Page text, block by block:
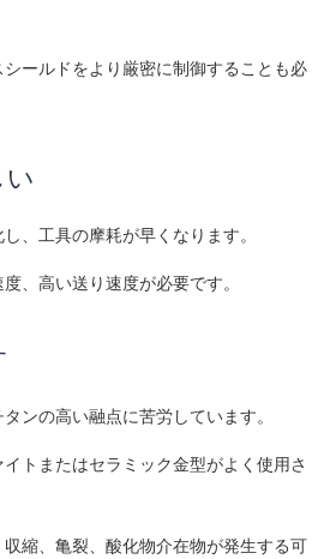
ールドをより厳密に制御することも必
、工具の摩耗が早くなります。
、高い送り速度が必要です。
ンの高い融点に苦労しています。
トまたはセラミック金型がよく使用さ
縮、亀裂、酸化物介在物が発生する可